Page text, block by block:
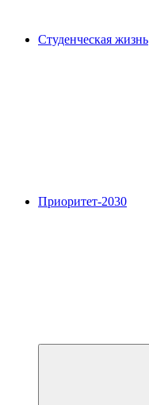
Студенческая жизнь
Приоритет-2030